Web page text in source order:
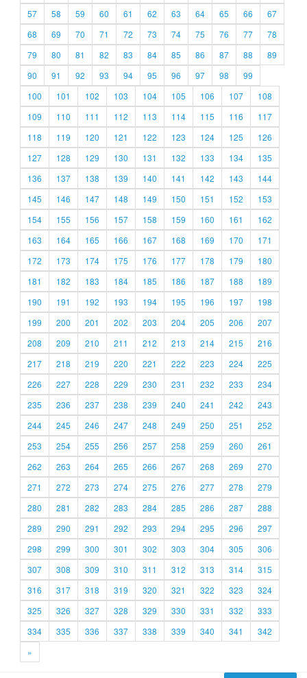
57
58 59 60 61 62 63 64 65 66
67
68
69 70 71 72 73 74 75 76 77
78
79
80 81 82 83 84 85 86 87 88
89
90
91 92 93 94 95 96 97 98
99
100
101 102 103 104 105 106 107
108
109
110 111 112 113 114 115 116
117
118
119 120 121 122 123 124 125
126
127
128 129 130 131 132 133 134
135
136
137 138 139 140 141 142 143
144
145
146 147 148 149 150 151 152
153
154
155 156 157 158 159 160 161
162
163
164 165 166 167 168 169 170
171
172
173 174 175 176 177 178 179
180
181
182 183 184 185 186 187 188
189
190
191 192 193 194 195 196 197
198
199
200 201 202 203 204 205 206
207
208
209 210 211 212 213 214 215
216
217
218 219 220 221 222 223 224
225
226
227 228 229 230 231 232 233
234
235
236 237 238 239 240 241 242
243
244
245 246 247 248 249 250 251
252
253
254 255 256 257 258 259 260
261
262
263 264 265 266 267 268 269
270
271
272 273 274 275 276 277 278
279
280
281 282 283 284 285 286 287
288
289
290 291 292 293 294 295 296
297
298
299 300 301 302 303 304 305
306
307
308 309 310 311 312 313 314
315
316
317 318 319 320 321 322 323
324
325
326 327 328 329 330 331 332
333
334
335 336 337 338 339 340 341
342
»